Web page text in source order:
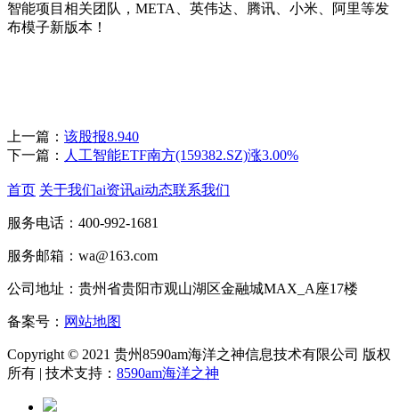
智能项目相关团队，META、英伟达、腾讯、小米、阿里等发
布模子新版本！
上一篇： 该股报8.940
下一篇： 人工智能ETF南方(159382.SZ)涨3.00%
首页 关于我们ai资讯ai动态联系我们
服务电话：400-992-1681
服务邮箱：wa@163.com
公司地址：贵州省贵阳市观山湖区金融城MAX_A座17楼
备案号： 网站地图
Copyright © 2021 贵州8590am海洋之神信息技术有限公司 版权
所有 | 技术支持： 8590am海洋之神